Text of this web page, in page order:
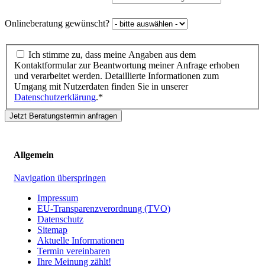
Onlineberatung gewünscht?
Ich stimme zu, dass meine Angaben aus dem
Kontaktformular zur Beantwortung meiner Anfrage erhoben
und verarbeitet werden. Detaillierte Informationen zum
Umgang mit Nutzerdaten finden Sie in unserer
Datenschutzerklärung.*
Jetzt Beratungstermin anfragen
Allgemein
Navigation überspringen
Impressum
EU-Transparenzverordnung (TVO)
Datenschutz
Sitemap
Aktuelle Informationen
Termin vereinbaren
Ihre Meinung zählt!